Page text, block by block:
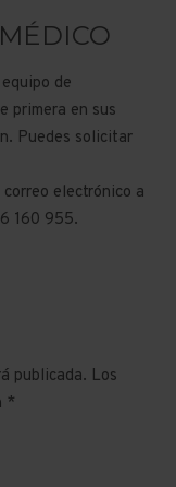
de
primera en sus
Puedes solicitar
electrónico a
160 955.
publicada. Los
*